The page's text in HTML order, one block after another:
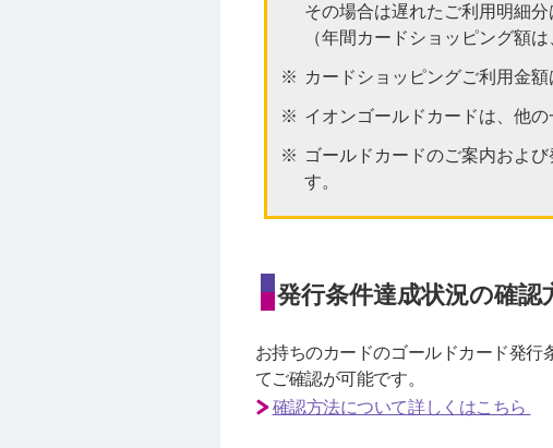
その場合は遅れたご利用明細
（年間カードショッピング額
カードショッピングご利用金
イオンゴールドカードは、他
ゴールドカードのご案内およ
す。
発行条件達成状況の確認
お持ちのカードのゴールドカード発
てご確認が可能です。
確認方法について詳しくはこちら